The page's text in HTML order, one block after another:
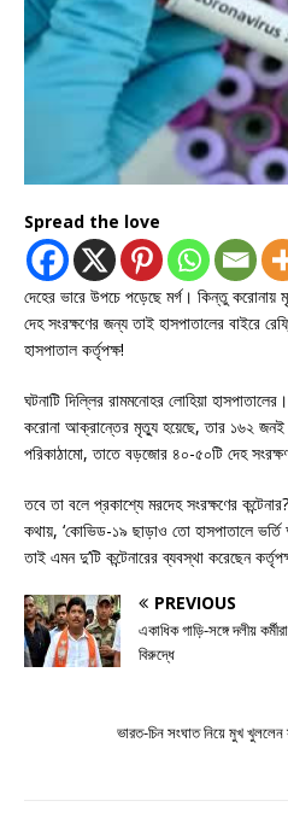
Spread the love
দেহের ভারে উপচে পড়েছে মর্গ। কিন্তু করোনায়
দেহ সংরক্ষণের জন্য তাই হাসপাতালের বাইরে
হাসপাতাল কর্তৃপক্ষ!
ঘটনাটি দিল্লির রামমনোহর লোহিয়া
করোনা আক্রান্তের মৃত্যু হয়েছে, তার ১৬২ জনই
পরিকাঠামো, তাতে বড়জোর ৪০-৫০টি দেহ
তবে তা বলে প্রকাশ্যে মরদেহ সংরক্ষণের
কথায়, ‘কোভিড-১৯ ছাড়াও তো হাসপাতালে
তাই এমন দু’টি কন্টেনারের ব্যবস্থা করেছেন
PREVIOUS
একাধিক গাড়ি-সঙ্গে দলীয়
বিরুদ্ধে
ভারত-চিন সংঘাত নিয়ে মুখ খুললেন